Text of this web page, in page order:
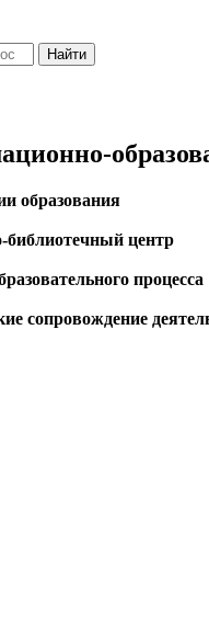
Найти
образования
центр
процесса
сопровождение